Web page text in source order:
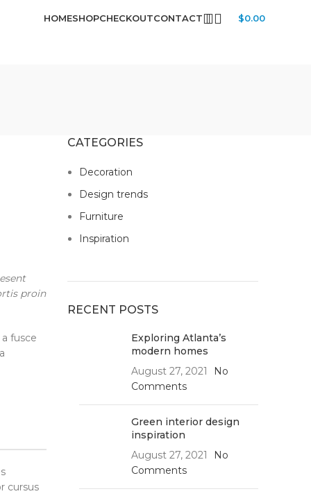
HOMESHOPCHECKOUTCONTACT $0.00
proin
fusce
cursus
CATEGORIES
Decoration
Design trends
Furniture
Inspiration
RECENT POSTS
Exploring Atlanta’s
modern homes
August 27, 2021
No
Comments
Green interior design
inspiration
August 27, 2021
No
Comments